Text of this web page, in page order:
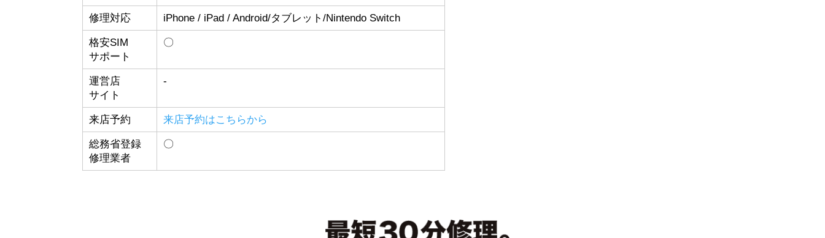
修理対応 iPhone / iPad / Android/タブレット/Nintendo Switch
格安SIM
サポート
〇
運営店
サイト
-
来店予約 来店予約はこちらから
総務省登録
修理業者
〇